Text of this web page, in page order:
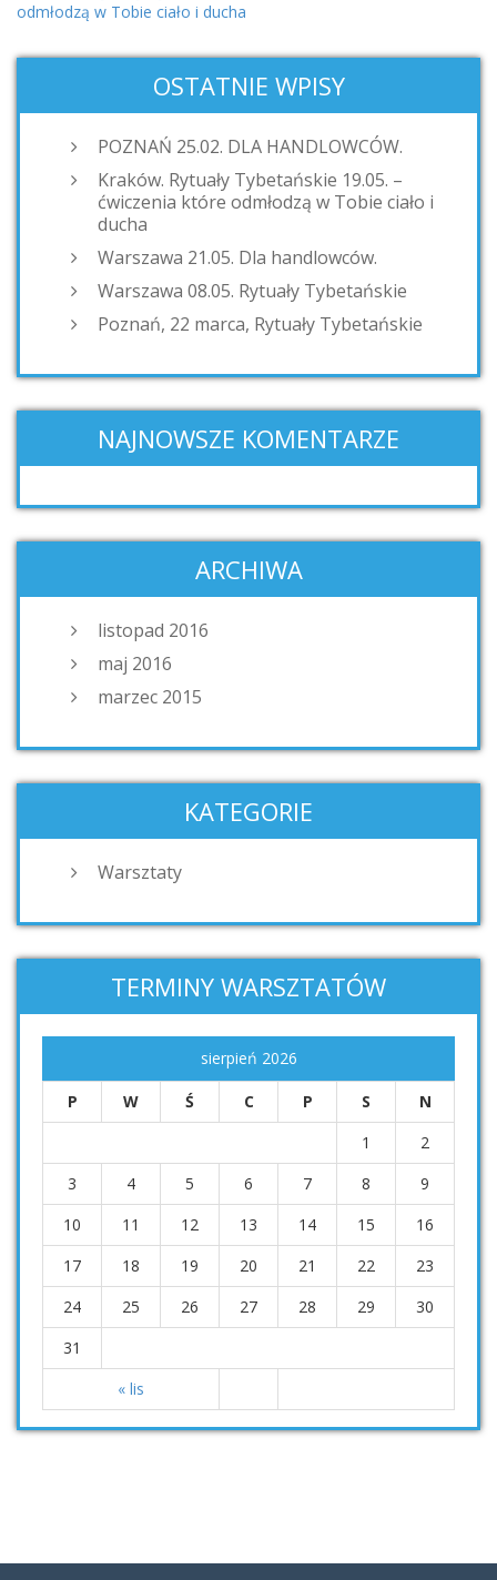
odmłodzą w Tobie ciało i ducha
OSTATNIE WPISY
POZNAŃ 25.02. DLA HANDLOWCÓW.
Kraków. Rytuały Tybetańskie 19.05. –
ćwiczenia które odmłodzą w Tobie ciało i
ducha
Warszawa 21.05. Dla handlowców.
Warszawa 08.05. Rytuały Tybetańskie
Poznań, 22 marca, Rytuały Tybetańskie
NAJNOWSZE KOMENTARZE
ARCHIWA
listopad 2016
maj 2016
marzec 2015
KATEGORIE
Warsztaty
TERMINY WARSZTATÓW
sierpień 2026
P W Ś C P S N
« lis
1
2
3
4 5 6 7 8
9
10
11 12 13 14 15
16
17
18 19 20 21 22
23
24
25 26 27 28 29
30
31